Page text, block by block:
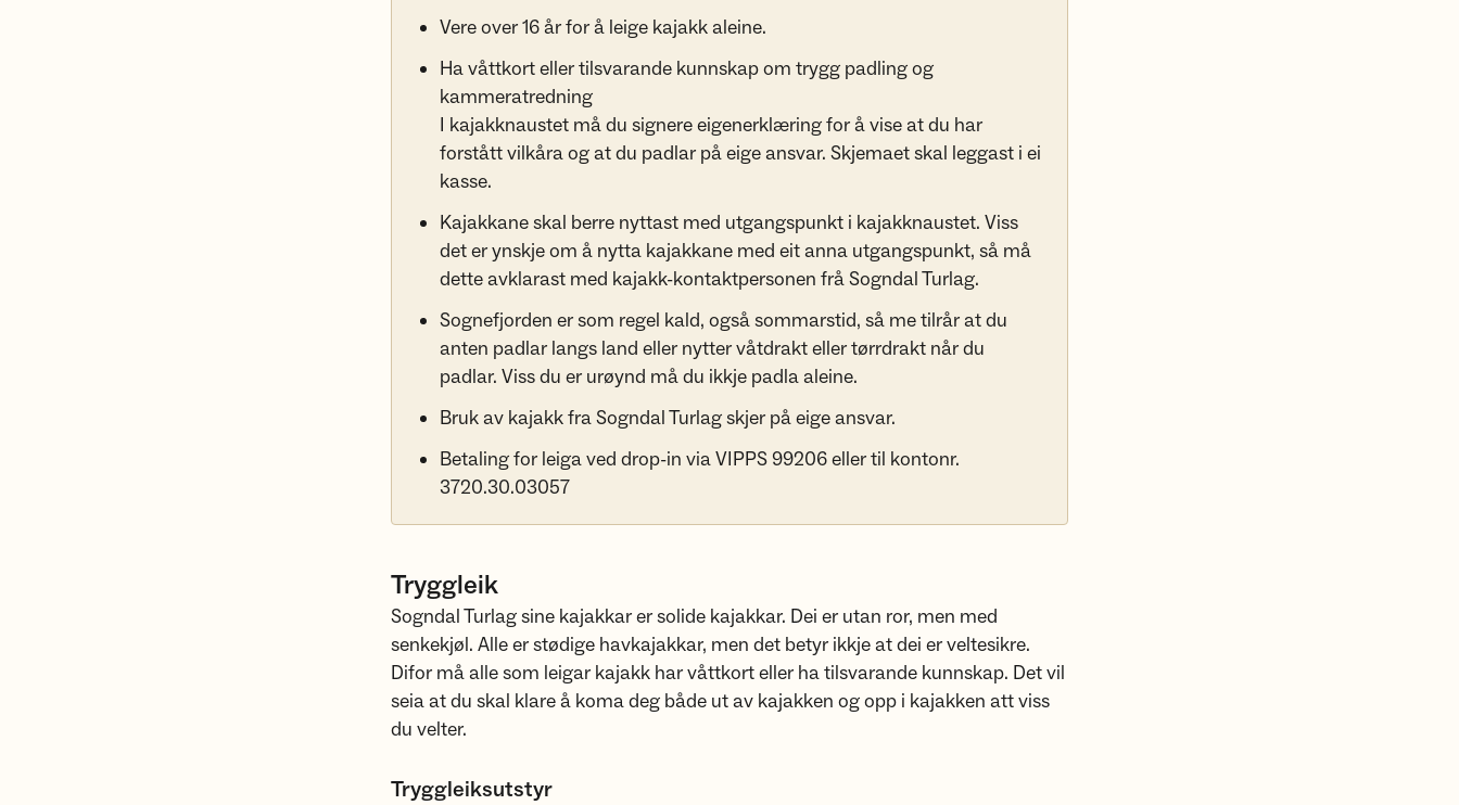
Vere over 16 år for å leige kajakk aleine.
Ha våttkort eller tilsvarande kunnskap om trygg padling og
kammeratredning
I kajakknaustet må du signere eigenerklæring for å vise at du har
forstått vilkåra og at du padlar på eige ansvar. Skjemaet skal leggast i ei
kasse.
Kajakkane skal berre nyttast med utgangspunkt i kajakknaustet. Viss
det er ynskje om å nytta kajakkane med eit anna utgangspunkt, så må
dette avklarast med kajakk-kontaktpersonen frå Sogndal Turlag.
Sognefjorden er som regel kald, også sommarstid, så me tilrår at du
anten padlar langs land eller nytter våtdrakt eller tørrdrakt når du
padlar. Viss du er urøynd må du ikkje padla aleine.
Bruk av kajakk fra Sogndal Turlag skjer på eige ansvar.
Betaling for leiga ved drop-in via VIPPS 99206 eller til kontonr.
3720.30.03057
Tryggleik
Sogndal Turlag sine kajakkar er solide kajakkar. Dei er utan ror, men med
senkekjøl. Alle er stødige havkajakkar, men det betyr ikkje at dei er veltesikre.
Difor må alle som leigar kajakk har våttkort eller ha tilsvarande kunnskap. Det vil
seia at du skal klare å koma deg både ut av kajakken og opp i kajakken att viss
du velter.
Tryggleiksutstyr